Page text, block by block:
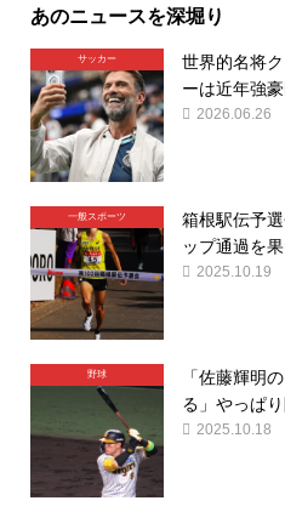
あのニュースを深堀り
サッカー
世界的名将
ーは近年強
2026.06.26
一般スポーツ
箱根駅伝予
ップ通過を
2025.10.19
野球
「佐藤輝明
る」やっぱ
2025.10.18